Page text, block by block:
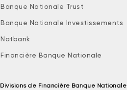
Banque Nationale Trust
Banque Nationale Investissements
Natbank
Financière Banque Nationale
Divisions de Financière Banque Nationale